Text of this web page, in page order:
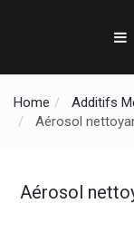
Home
Additifs
Aérosol
Aérosol